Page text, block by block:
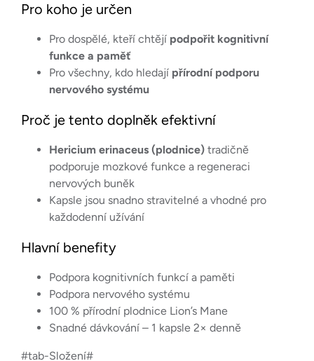
Pro koho je určen
Pro dospělé, kteří chtějí podpořit kognitivní
funkce a paměť
Pro všechny, kdo hledají přírodní podporu
nervového systému
Proč je tento doplněk efektivní
Hericium erinaceus (plodnice) tradičně
podporuje mozkové funkce a regeneraci
nervových buněk
Kapsle jsou snadno stravitelné a vhodné pro
každodenní užívání
Hlavní benefity
Podpora kognitivních funkcí a paměti
Podpora nervového systému
100 % přírodní plodnice Lion’s Mane
Snadné dávkování – 1 kapsle 2× denně
#tab-Složení#